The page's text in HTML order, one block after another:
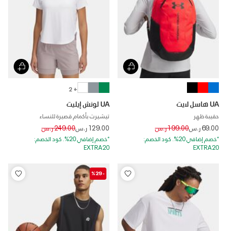
UA هاسل لايت
حقيبة ظهر
69.00 ر.س Price reduced from
199.00 ر.س to
*خصم إضافي 20%. كود الخصم:
EXTRA20
+ 2
UA لونش إيليت
تيشيرت بأكمام قصيرة للنساء
129.00 ر.س Price reduced from
249.00 ر.س to
*خصم إضافي 20%. كود الخصم:
EXTRA20
-%29